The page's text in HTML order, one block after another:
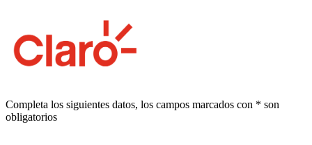
Completa los siguientes datos, los campos marcados con * son
obligatorios